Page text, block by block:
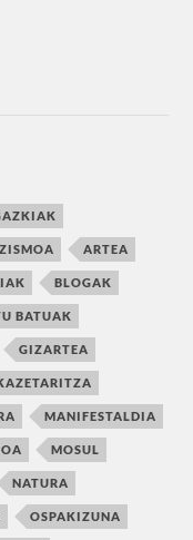
ARTEA
BLOGAK
BATUAK
GIZARTEA
MANIFESTALDIA
MOSUL
NATURA
OSPAKIZUNA